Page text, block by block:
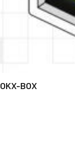
OKX-BOX